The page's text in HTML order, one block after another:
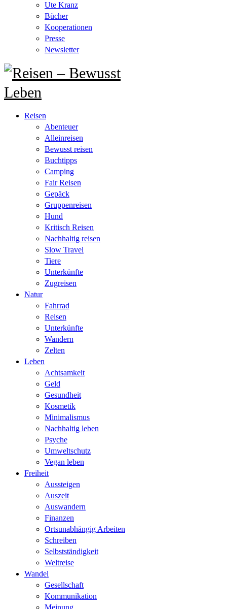
Ute Kranz
Bücher
Kooperationen
Presse
Newsletter
Reisen
Abenteuer
Alleinreisen
Bewusst reisen
Buchtipps
Camping
Fair Reisen
Gepäck
Gruppenreisen
Hund
Kritisch Reisen
Nachhaltig reisen
Slow Travel
Tiere
Unterkünfte
Zugreisen
Natur
Fahrrad
Reisen
Unterkünfte
Wandern
Zelten
Leben
Achtsamkeit
Geld
Gesundheit
Kosmetik
Minimalismus
Nachhaltig leben
Psyche
Umweltschutz
Vegan leben
Freiheit
Aussteigen
Auszeit
Auswandern
Finanzen
Ortsunabhängig Arbeiten
Schreiben
Selbstständigkeit
Weltreise
Wandel
Gesellschaft
Kommunikation
Meinung